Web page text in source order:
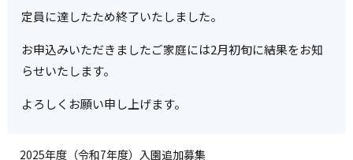
定員に達したため終了いたしました。
お申込みいただきましたご家庭には2月初旬に結果をお知
らせいたします。
よろしくお願い申し上げます。
2025年度（令和7年度）入園追加募集